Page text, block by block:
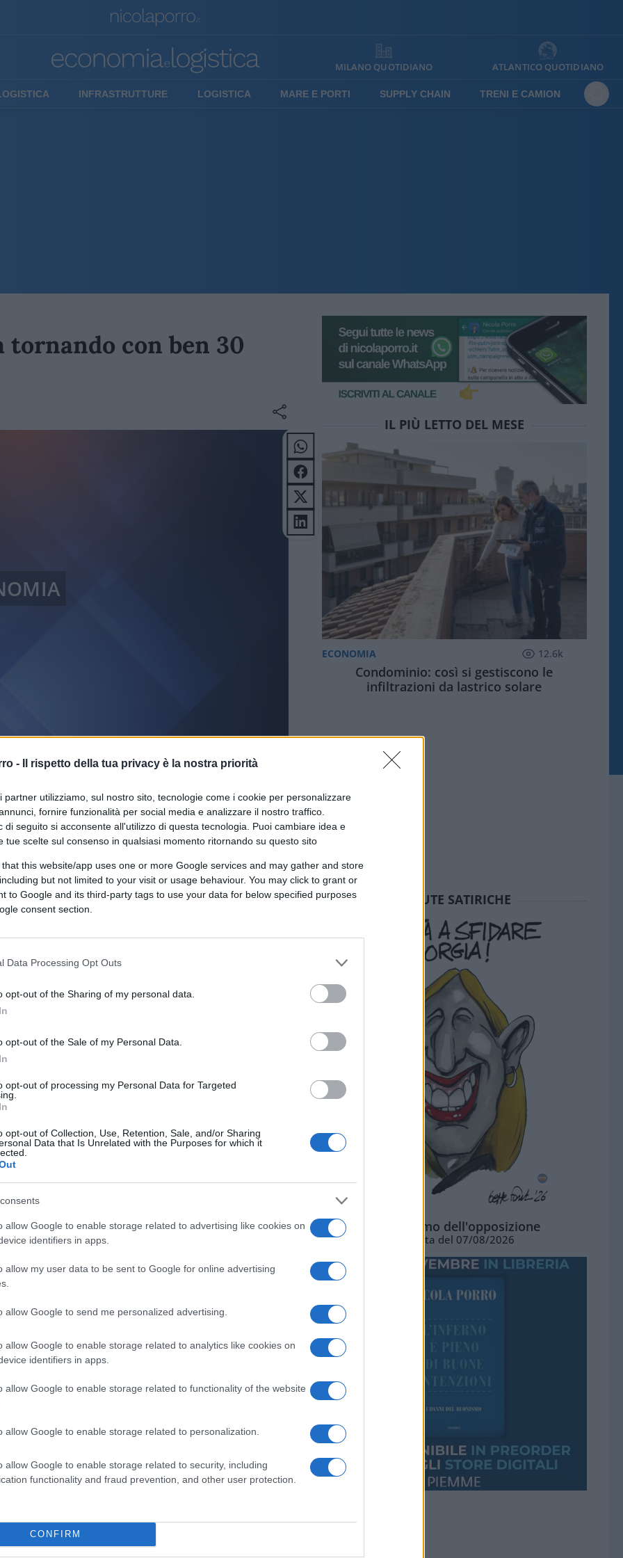
- Il rispetto della tua privacy è la nostra priorità
partner utilizziamo, sul nostro sito, tecnologie come i cookie per personalizzare
fornire funzionalità per social media e analizzare il nostro traffico.
di seguito si acconsente all'utilizzo di questa tecnologia. Puoi cambiare idea e
tue scelte sul consenso in qualsiasi momento ritornando su questo sito
that this website/app uses one or more Google services and may gather and store
but not limited to your visit or usage behaviour. You may click to grant or
to Google and its third-party tags to use your data for below specified purposes
consent section.
Data Processing Opt Outs
opt-out of the Sharing of my personal data.
opt-out of the Sale of my Personal Data.
opt-out of processing my Personal Data for Targeted
opt-out of Collection, Use, Retention, Sale, and/or Sharing
Data that Is Unrelated with the Purposes for which it
allow Google to enable storage related to advertising like cookies on
identifiers in apps.
allow my user data to be sent to Google for online advertising
allow Google to send me personalized advertising.
allow Google to enable storage related to analytics like cookies on
identifiers in apps.
allow Google to enable storage related to functionality of the website
allow Google to enable storage related to personalization.
allow Google to enable storage related to security, including
functionality and fraud prevention, and other user protection.
CONFIRM
MILANO QUOTIDIANO ATLANTICO QUOTIDIANO
INFRASTRUTTURE LOGISTICA MARE E PORTI SUPPLY CHAIN TRENI E CAMION
con ben 30
su Google
QUALCHE MINUTO FA.
monitorando una nuova variante con
un incontro speciale
per vaccini e trattamenti, hanno detto
è stata rilevata in
l’OMS.
che sappiamo è che questa variante
è che quando si hanno così
del virus”, ha detto la
dell’OMS su Covid-19, in una
sui social media dell’organizzazione..
i voli da sei paesi africani, incluso il
mutazioni nella proteina spike, la parte
detto lo scienziato sudafricano Tulio de
Dipartimento della Salute del Sudafrica
cinico,
ma probabilmente entro la fine
saranno vaccinati, guariti o
in una conferenza stampa a Berlino
IL PIÙ LETTO DEL MESE
ECONOMIA 12.6k
Condominio: così si gestiscono le
infiltrazioni da lastrico solare
SEDUTE SATIRICHE
L'ottimismo dell'opposizione
Vignetta del 07/08/2026